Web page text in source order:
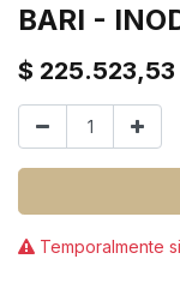
BARI -
$ 225.523,53
Temporalmente